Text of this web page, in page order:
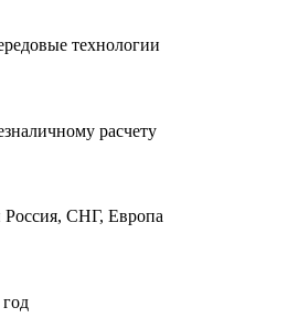
технологии
расчету
Россия, СНГ, Европа